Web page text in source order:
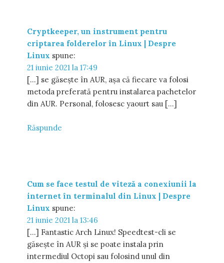
Cryptkeeper, un instrument pentru
criptarea folderelor în Linux | Despre
Linux spune:
21 iunie 2021 la 17:49
[…] se găsește în AUR, așa că fiecare va folosi
metoda preferată pentru instalarea pachetelor
din AUR. Personal, folosesc yaourt sau […]
Răspunde
Cum se face testul de viteză a conexiunii la
internet în terminalul din Linux | Despre
Linux spune:
21 iunie 2021 la 13:46
[…] Fantastic Arch Linux! Speedtest-cli se
găsește în AUR și se poate instala prin
intermediul Octopi sau folosind unul din